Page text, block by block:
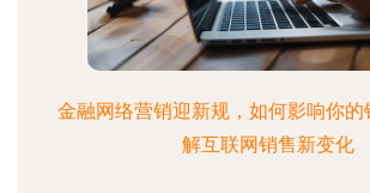
金融网络营销迎新规，如何影响你的
解互联网销售新变化